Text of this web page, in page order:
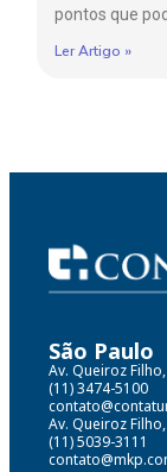
pontos que
Ler Artigo »
São Paulo
Av. Queiroz
(11) 3474-5100
Av. Queiroz
(11) 5039-3111